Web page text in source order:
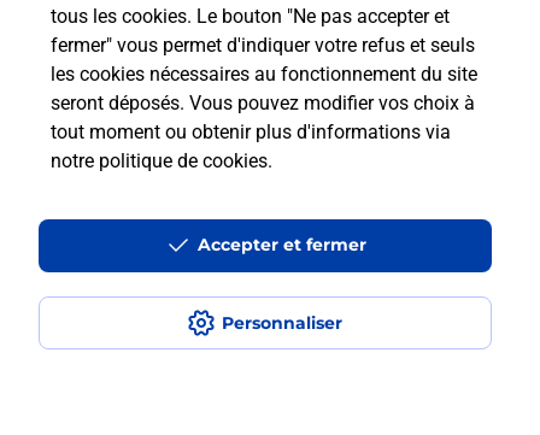
tous les cookies. Le bouton "Ne pas accepter et
fermer" vous permet d'indiquer votre refus et seuls
les cookies nécessaires au fonctionnement du site
seront déposés. Vous pouvez modifier vos choix à
tout moment ou obtenir plus d'informations via
notre politique de cookies.
Personnaliser
Accepter et fermer
Localiser Liste
Liste - examen code de la route
Isère - examen code de la route
Le Bourg D Oisans - examen code de la route
Accessibilité : partiellement conforme
Conditions contractuelles
Mentions légales